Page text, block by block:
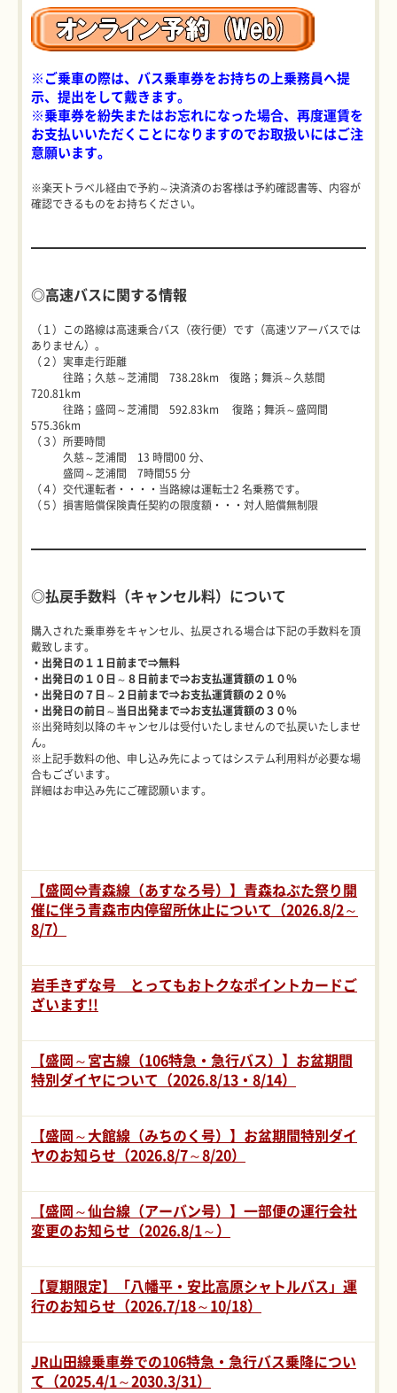
※ご乗車の際は、バス乗車券をお持ちの上乗務員へ提
示、提出をして戴きます。
※乗車券を紛失またはお忘れになった場合、 再度運賃を
お支払いいただくことになりますのでお取扱いにはご注
意願います。
※楽天トラベル経由で予約～決済済のお客様は予約確認書等、内容が
確認できるものをお持ちください。
◎高速バスに関する情報
（１）この路線は高速乗合バス（夜行便）です（高速ツアーバスでは
ありません）。
（２）実車走行距離
往路；久慈～芝浦間 738.28km 復路；舞浜～久慈間
720.81km
往路；盛岡～芝浦間 592.83km 復路；舞浜～盛岡間
575.36km
（３）所要時間
久慈～芝浦間 13 時間00 分、
盛岡～芝浦間 7時間55 分
（４）交代運転者・・・・当路線は運転士2 名乗務です。
（５）損害賠償保険責任契約の限度額・・・対人賠償無制限
◎払戻手数料（キャンセル料）について
購入された乗車券をキャンセル、払戻される場合は下記の手数料を頂
戴致します。
・出発日の１１日前まで⇒無料
・出発日の１０日～８日前まで⇒お支払運賃額の１０％
・出発日の７日～２日前まで⇒お支払運賃額の２０％
・出発日の前日～当日出発まで⇒お支払運賃額の３０％
※出発時刻以降のキャンセルは受付いたしませんので払戻いたしませ
ん。
※上記手数料の他、申し込み先によってはシステム利用料が必要な場
合もございます。
詳細はお申込み先にご確認願います。
【盛岡⇔青森線（あすなろ号）】青森ねぶた祭り開
催に伴う青森市内停留所休止について（2026.8/2～
8/7）
岩手きずな号 とってもおトクなポイントカードご
ざいます!!
【盛岡～宮古線（106特急・急行バス）】お盆期間
特別ダイヤについて（2026.8/13・8/14）
【盛岡～大館線（みちのく号）】お盆期間特別ダイ
ヤのお知らせ（2026.8/7～8/20）
【盛岡～仙台線（アーバン号）】一部便の運行会社
変更のお知らせ（2026.8/1～）
【夏期限定】「八幡平・安比高原シャトルバス」運
行のお知らせ（2026.7/18～10/18）
JR山田線乗車券での106特急・急行バス乗降につい
て（2025.4/1～2030.3/31）